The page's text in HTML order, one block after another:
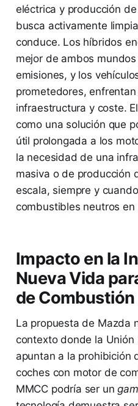
eléctrica y producción
busca activamente
conduce. Los híbridos
mejor de ambos
emisiones, y los
prometedores,
infraestructura y coste.
como una solución que
útil prolongada a los
la necesidad de una
masiva o de producción
escala, siempre y
combustibles neutros en
Impacto en la
Nueva Vida
de
La propuesta de Mazda
contexto donde la Unión
apuntan a la prohibición
coches con motor de
MMCC podría ser un